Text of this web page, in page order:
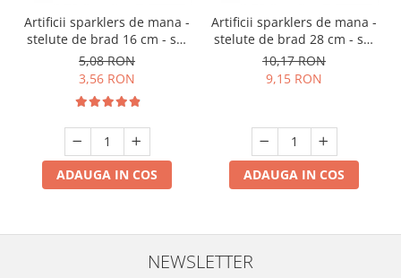
Artificii sparklers de mana -
stelute de brad 16 cm - set
10 buc
5,08 RON
3,56 RON
ADAUGA IN COS
Artificii sparklers de mana -
stelute de brad 28 cm - set
10 buc
10,17 RON
9,15 RON
ADAUGA IN COS
NEWSLETTER